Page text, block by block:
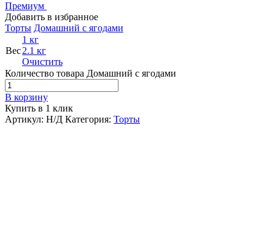
Премиум
Добавить в избранное
Торты Домашний с ягодами
Вес
1 кг
2.1 кг
Очистить
Количество товара Домашний с ягодами
В корзину
Купить в 1 клик
Артикул: Н/Д Категория: Торты